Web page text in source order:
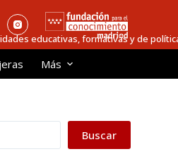
educativas, formativas y de
Más
Buscar